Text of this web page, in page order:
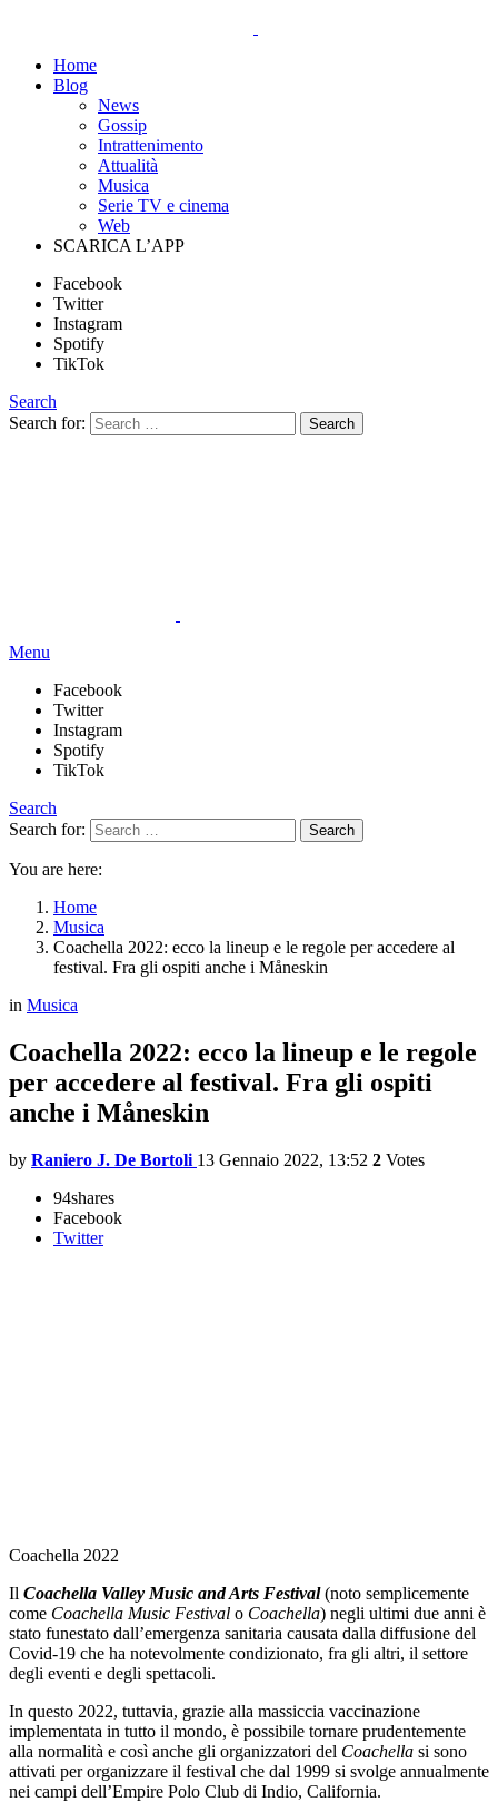
Home
Blog
News
Gossip
Intrattenimento
Attualità
Musica
Serie TV e cinema
Web
SCARICA L’APP
Facebook
Twitter
Instagram
Spotify
TikTok
Search
Search for:
Search
Menu
Facebook
Twitter
Instagram
Spotify
TikTok
Search
Search for:
Search
You are here:
Home
Musica
Coachella 2022: ecco la lineup e le regole per accedere al
festival. Fra gli ospiti anche i Måneskin
in Musica
Coachella 2022: ecco la lineup e le regole
per accedere al festival. Fra gli ospiti
anche i Måneskin
by Raniero J. De Bortoli 13 Gennaio 2022, 13:52 2 Votes
94shares
Facebook
Twitter
Coachella 2022
Il Coachella Valley Music and Arts Festival(noto semplicemente
come Coachella Music Festival o Coachella) negli ultimi due anni è
stato funestato dall’emergenza sanitaria causata dalla diffusione del
Covid-19 che ha notevolmente condizionato, fra gli altri, il settore
degli eventi e degli spettacoli.
In questo 2022, tuttavia, grazie alla massiccia vaccinazione
implementata in tutto il mondo, è possibile tornare prudentemente
alla normalità e così anche gli organizzatori del Coachella si sono
attivati per organizzare il festival che dal 1999 si svolge annualmente
nei campi dell’Empire Polo Club di Indio, California.